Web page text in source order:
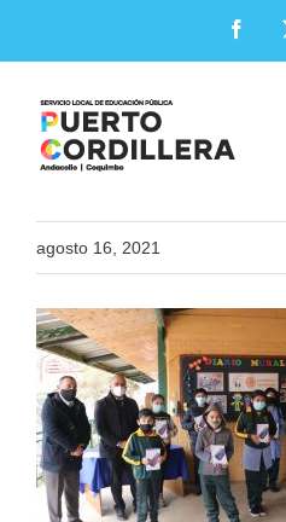
agosto 16, 2021